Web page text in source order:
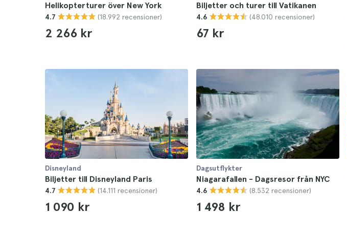
Helikopterturer över New York
4.7 (18.992 recensioner)
2 266 kr
Biljetter och turer till Vatikanen
4.6 (48.010 recensioner)
67 kr
Disneyland
Biljetter till Disneyland Paris
4.7 (14.111 recensioner)
1 090 kr
Dagsutflykter
Niagarafallen - Dagsresor från NYC
4.6 (8.532 recensioner)
1 498 kr